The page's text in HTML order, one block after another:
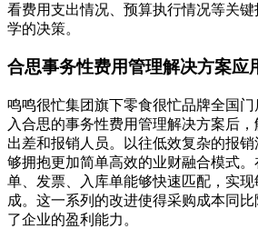
看费用支出情况、预算执行情况等关
学的决策。
合思事务性费用管理解决方案应
鸣鸣很忙集团旗下零食很忙品牌全国门
入合思的事务性费用管理解决方案后
出差和报销人员。以往低效复杂的报
够拥抱更加简单高效的业财融合模式
单、发票、入库单能够快速匹配，实
成。这一系列的改进使得采购成本同
了企业的盈利能力。